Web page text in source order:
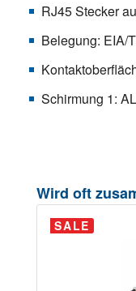
RJ45 Stecker
Belegung: EIA/
Schirmung 1:
Produktgalerie
Wird oft
SALE